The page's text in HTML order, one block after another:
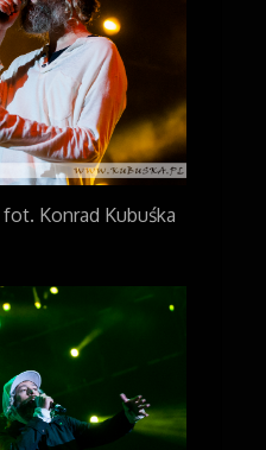
fot. Konrad Kubuśka